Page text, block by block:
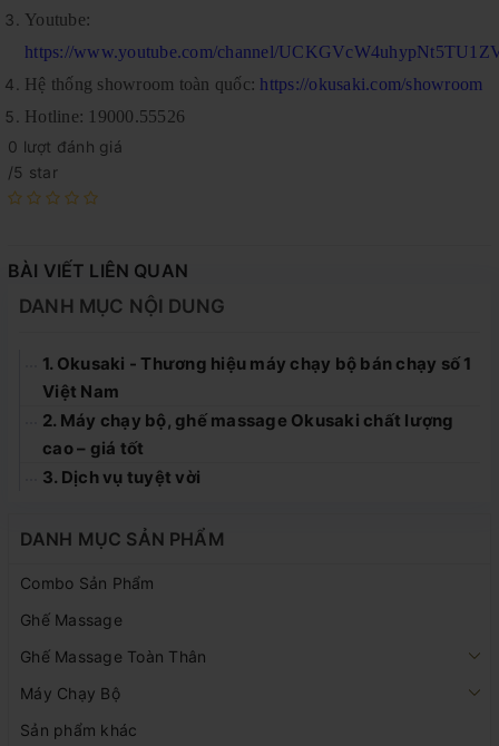
Youtube:
https://www.youtube.com/channel/
Hệ thống showroom toàn quốc: https://okusaki.com/showroom
Hotline: 19000.55526
0 lượt đánh giá
/5 star
BÀI VIẾT LIÊN QUAN
DANH MỤC NỘI DUNG
1. Okusaki - Thương hiệu máy chạy bộ bán chạy số 1
Việt Nam
2. Máy chạy bộ, ghế massage Okusaki chất lượng
cao – giá tốt
3. Dịch vụ tuyệt vời
DANH MỤC SẢN PHẨM
Combo Sản Phẩm
Ghế Massage
Ghế Massage Toàn Thân
Máy Chạy Bộ
Sản phẩm khác